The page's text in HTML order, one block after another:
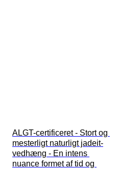
ALGT-certificeret - Stort og
mesterligt naturligt jadeit-
vedhæng - En intens
nuance formet af tid og